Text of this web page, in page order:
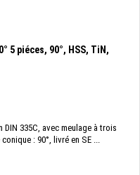
5 piéces, 90°, HSS, TiN,
335C, avec meulage à trois
: 90°, livré en SE ...